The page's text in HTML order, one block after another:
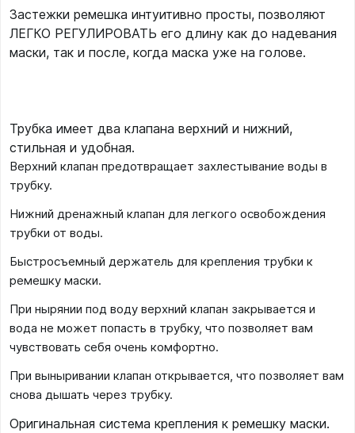
Застежки ремешка интуитивно просты, позволяют
ЛЕГКО РЕГУЛИРОВАТЬ его длину как до надевания
маски, так и после, когда маска уже на голове.
Трубка имеет два клапана верхний и нижний,
стильная и удобная.
Верхний клапан предотвращает захлестывание воды в
трубку.
Нижний дренажный клапан для легкого освобождения
трубки от воды.
Быстросъемный держатель для крепления трубки к
ремешку маски.
При нырянии под воду верхний клапан закрывается и
вода не может попасть в трубку, что позволяет вам
чувствовать себя очень комфортно.
При выныривании клапан открывается, что позволяет вам
снова дышать через трубку.
Оригинальная система крепления к ремешку маски.